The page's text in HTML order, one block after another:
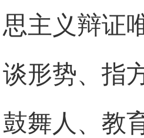
思主义辩证
谈形势、指
鼓舞人、教